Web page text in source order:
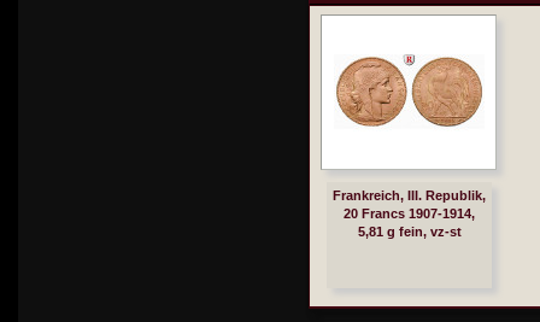
Frankreich, III. Republik,
20 Francs 1907-1914,
5,81 g fein, vz-st